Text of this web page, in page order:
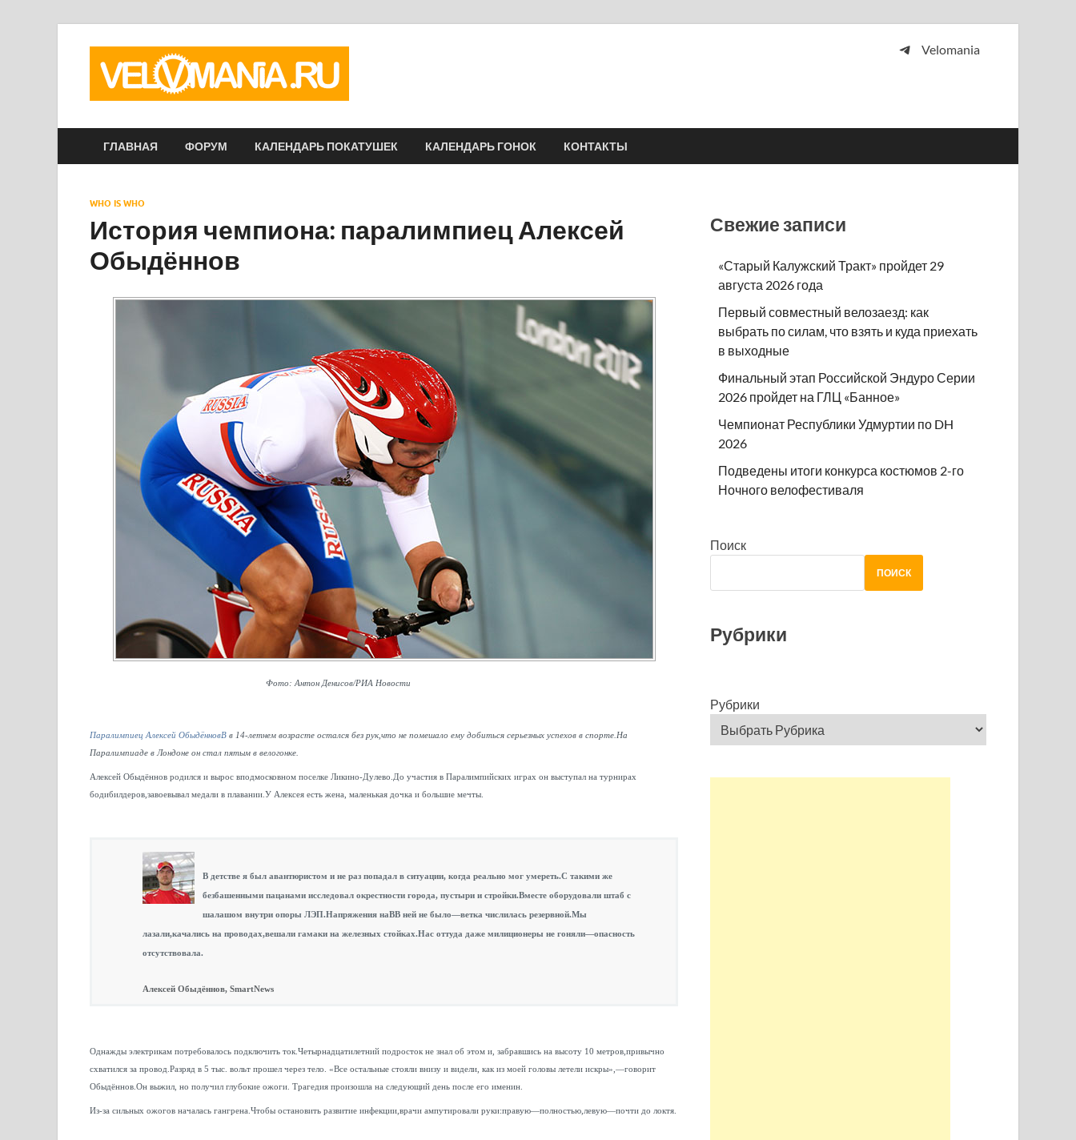
Velomania
ГЛАВНАЯ ФОРУМ КАЛЕНДАРЬ ПОКАТУШЕК КАЛЕНДАРЬ ГОНОК КОНТАКТЫ
WHO IS WHO
История чемпиона: паралимпиец Алексей
Обыдённов
Фото: Антон Денисов/РИА Новости
Паралимпиец Алексей ОбыдённовВ в 14-летнем возрасте остался без рук,что не помешало ему добиться серьезных успехов в спорте.На
Паралимпиаде в Лондоне он стал пятым в велогонке.
Алексей Обыдённов родился и вырос вподмосковном поселке Ликино-Дулево.До участия в Паралимпийских играх он выступал на турнирах
бодибилдеров,завоевывал медали в плавании.У Алексея есть жена, маленькая дочка и большие мечты.
В детстве я был авантюристом и не раз попадал в ситуации, когда реально мог умереть.С такими же
безбашенными пацанами исследовал окрестности города, пустыри и стройки.Вместе оборудовали штаб с
шалашом внутри опоры ЛЭП.Напряжения наВВ ней не было—ветка числилась резервной.Мы
лазали,качались на проводах,вешали гамаки на железных стойках.Нас оттуда даже милиционеры не гоняли—опасность
отсутствовала.
Алексей Обыдённов, SmartNews
Однажды электрикам потребовалось подключить ток.Четырнадцатилетний подросток не знал об этом и, забравшись на высоту 10 метров,привычно
схватился за провод.Разряд в 5 тыс. вольт прошел через тело. «Все остальные стояли внизу и видели, как из моей головы летели искры»,—говорит
Обыдённов.Он выжил, но получил глубокие ожоги. Трагедия произошла на следующий день после его именин.
Из-за сильных ожогов началась гангрена.Чтобы остановить развитие инфекции,врачи ампутировали руки:правую—полностью,левую—почти до локтя.
Свежие записи
«Старый Калужский Тракт» пройдет 29
августа 2026 года
Первый совместный велозаезд: как
выбрать по силам, что взять и куда приехать
в выходные
Финальный этап Российской Эндуро Серии
2026 пройдет на ГЛЦ «Банное»
Чемпионат Республики Удмуртии по DH
2026
Подведены итоги конкурса костюмов 2-го
Ночного велофестиваля
Поиск
ПОИСК
Рубрики
Рубрики